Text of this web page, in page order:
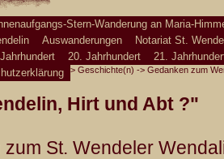
Stern-Wanderung an Maria-
Auswanderungen
Notariat St.
20. Jahrhundert
21.
> Geschichte(n) -> Gedanken zum
Hirt und Abt ?"
St. Wendeler